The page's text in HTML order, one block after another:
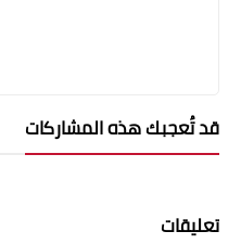
قد تُعجبك هذه المشاركات
تعليقات